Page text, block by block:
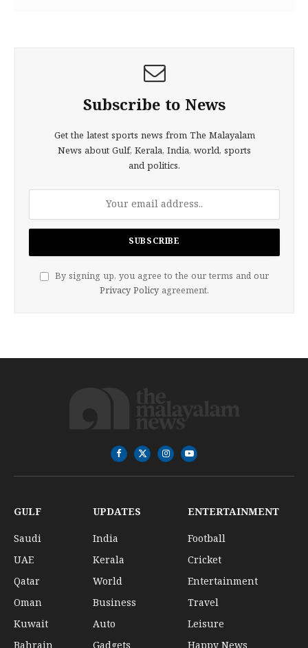
Subscribe to News
Get the latest sports news from The Malayalam
News about Gulf, Kerala, India, world, sports
and politics.
By signing up, you agree to the our terms and our
Privacy Policy agreement.
Facebook
X
(Twitter)
InstagramYouTube
GULF
Saudi
UAE
Qatar
Oman
Kuwait
UPDATES
India
Kerala
World
Business
Auto
ENTERTAINMENT
Football
Cricket
Entertainment
Travel
Leisure